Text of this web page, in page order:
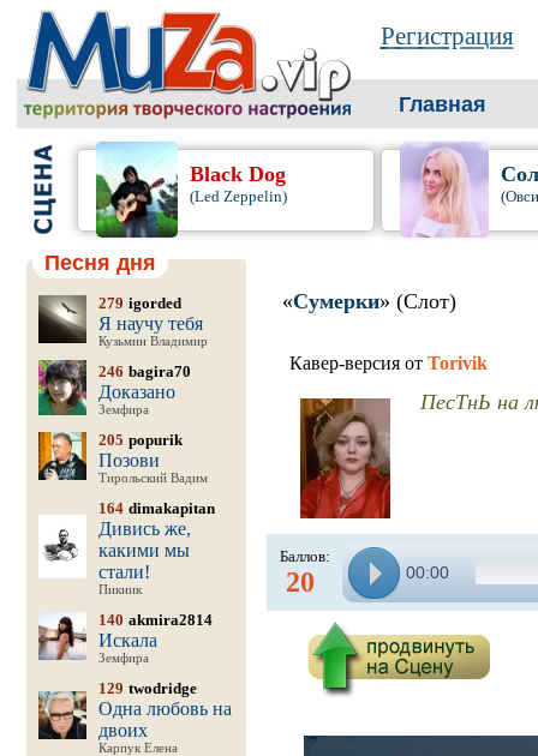
Регистрация
Главная
Black Dog
(Led Zeppelin)
Песня дня
279 igorded
Я научу тебя
Кузьмин Владимир
246 bagira70
Доказано
Земфира
205 popurik
Позови
Тирольский Вадим
164 dimakapitan
Дивись же,
какими мы
стали!
Пикник
140 akmira2814
Искала
Земфира
129 twodridge
Одна любовь на
двоих
Карпук Елена
«Сумерки» (Слот)
Кавер-версия от Torivik
ПесТнЬ на
Баллов:
20 00:00